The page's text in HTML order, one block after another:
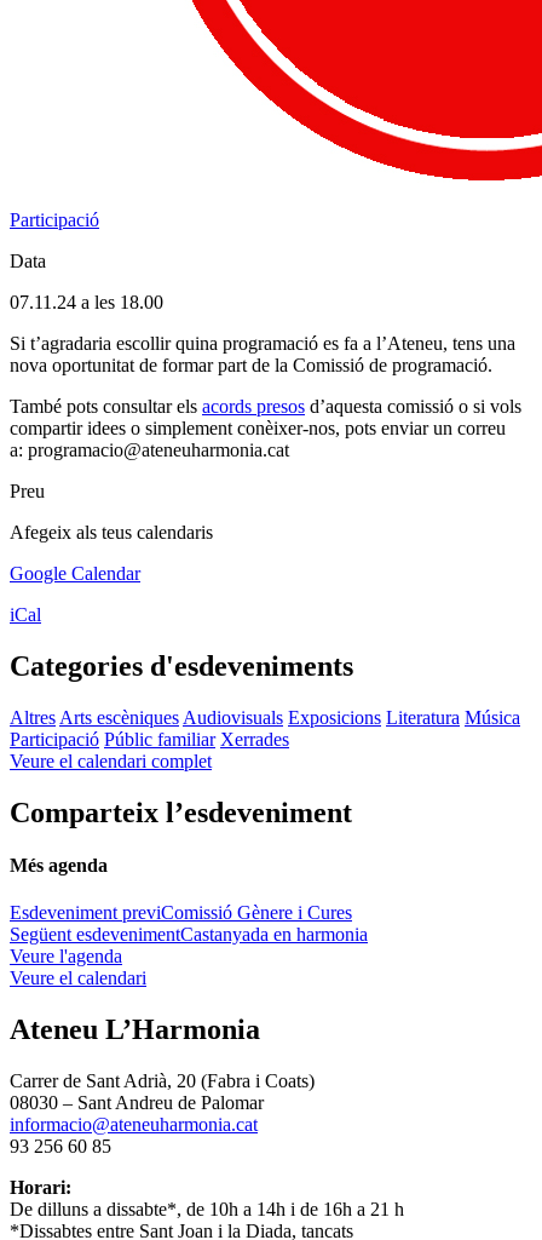
Participació
Data
07.11.24 a les 18.00
Si t’agradaria escollir quina programació es fa a l’Ateneu, tens una
nova oportunitat de formar part de la Comissió de programació.
També pots consultar els acords presos d’aquesta comissió o si vols
compartir idees o simplement conèixer-nos, pots enviar un correu
a: programacio@ateneuharmonia.cat
Preu
Afegeix als teus calendaris
Google Calendar
iCal
Categories d'esdeveniments
Altres Arts escèniques Audiovisuals Exposicions Literatura Música
Participació Públic familiar Xerrades
Veure el calendari complet
Comparteix l’esdeveniment
Més agenda
Esdeveniment previComissió Gènere i Cures
Següent esdevenimentCastanyada en harmonia
Veure l'agenda
Veure el calendari
Ateneu L’Harmonia
Carrer de Sant Adrià, 20 (Fabra i Coats)
08030 – Sant Andreu de Palomar
informacio@ateneuharmonia.cat
93 256 60 85
Horari:
De dilluns a dissabte*, de 10h a 14h i de 16h a 21 h
*Dissabtes entre Sant Joan i la Diada, tancats